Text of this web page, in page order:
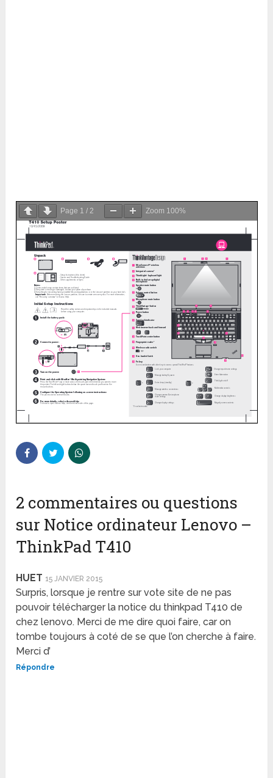
Page 1 /2 Zoom 100%
2 commentaires ou questions
sur Notice ordinateur Lenovo –
ThinkPad T410
HUET 15 JANVIER 2015
Surpris, lorsque je rentre sur vote site de ne pas
pouvoir télécharger la notice du thinkpad T410 de
chez lenovo. Merci de me dire quoi faire, car on
tombe toujours à coté de se que l’on cherche à faire.
Merci d’
Répondre